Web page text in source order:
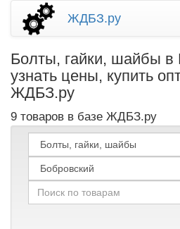
ЖДБЗ.ру
Болты, гайки, шайбы в
узнать цены, купить
ЖДБЗ.ру
9 товаров в базе ЖДБЗ.ру